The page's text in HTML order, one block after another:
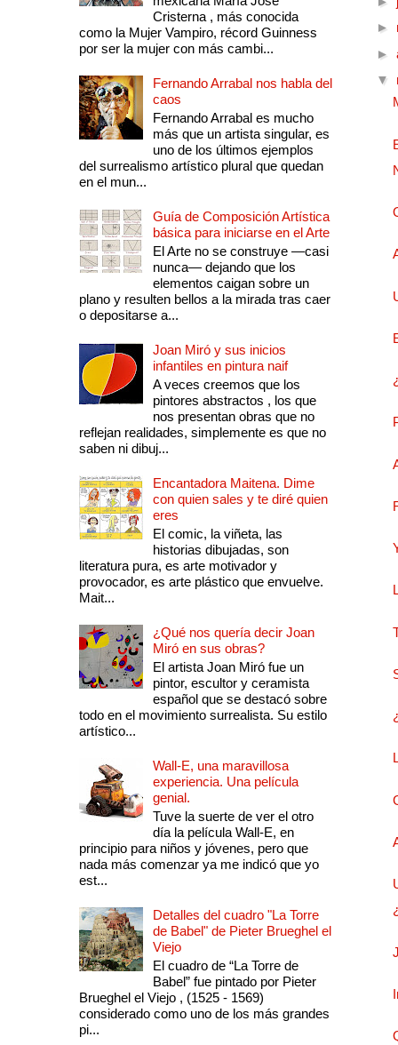
Cristerna , más conocida
como la Mujer Vampiro, récord Guinness
por ser la mujer con más cambi...
Fernando Arrabal nos habla del
caos
Fernando Arrabal es mucho
más que un artista singular, es
uno de los últimos ejemplos
del surrealismo artístico plural que quedan
en el mun...
Guía de Composición Artística
básica para iniciarse en el Arte
El Arte no se construye —casi
nunca— dejando que los
elementos caigan sobre un
plano y resulten bellos a la mirada tras caer
o depositarse a...
Joan Miró y sus inicios
infantiles en pintura naif
A veces creemos que los
pintores abstractos , los que
nos presentan obras que no
reflejan realidades, simplemente es que no
saben ni dibuj...
Encantadora Maitena. Dime
con quien sales y te diré quien
eres
El comic, la viñeta, las
historias dibujadas, son
literatura pura, es arte motivador y
provocador, es arte plástico que envuelve.
Mait...
¿Qué nos quería decir Joan
Miró en sus obras?
El artista Joan Miró fue un
pintor, escultor y ceramista
español que se destacó sobre
todo en el movimiento surrealista. Su estilo
artístico...
Wall-E, una maravillosa
experiencia. Una película
genial.
Tuve la suerte de ver el otro
día la película Wall-E, en
principio para niños y jóvenes, pero que
nada más comenzar ya me indicó que yo
est...
Detalles del cuadro "La Torre
de Babel" de Pieter Brueghel el
Viejo
El cuadro de “La Torre de
Babel” fue pintado por Pieter
Brueghel el Viejo , (1525 - 1569)
considerado como uno de los más grandes
pi...
►
►
▼